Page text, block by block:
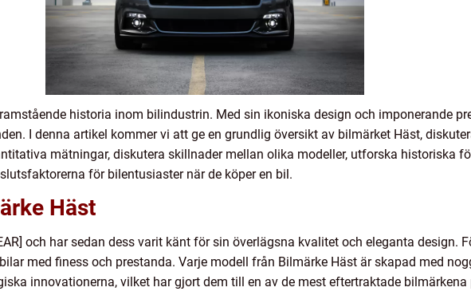
historia inom bilindustrin. Med sin ikoniska design och imponerande
I denna artikel kommer vi att ge en grundlig översikt av bilmärket Häst,
mätningar, diskutera skillnader mellan olika modeller, utforska historiska
för bilentusiaster när de köper en bil.
Häst
och har sedan dess varit känt för sin överlägsna kvalitet och eleganta design.
med finess och prestanda. Varje modell från Bilmärke Häst är skapad med
innovationerna, vilket har gjort dem till en av de mest eftertraktade bilmärkena